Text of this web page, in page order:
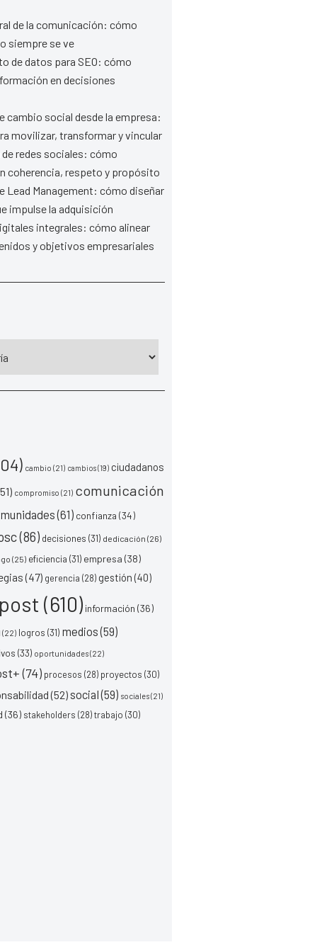
de la comunicación: cómo
siempre se ve
de datos para SEO: cómo
en decisiones
cambio social desde la empresa:
movilizar, transformar y vincular
redes sociales: cómo
coherencia, respeto y propósito
Lead Management: cómo diseñar
impulse la adquisición
integrales: cómo alinear
y objetivos empresariales
cambio (21) cambios(19) ciudadanos
compromiso (21) comunicación
(61) confianza (34)
(86) decisiones (31) dedicación (26)
(25) eficiencia (31) empresa (38)
(47) gerencia (28) gestión (40)
(610) información (36)
(22) logros (31) medios(59)
(33) oportunidades(22)
(74) procesos (28) proyectos (30)
(52)social(59) sociales(21)
(36) stakeholders (28)trabajo (30)